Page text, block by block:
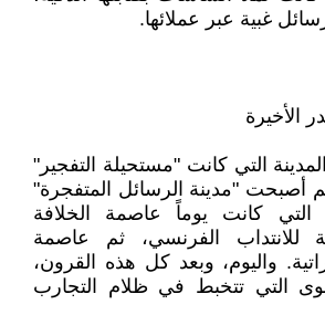
غبية عبر عملائها.
التي كانت "مستحيلة التفجير"
أصبحت "مدينة الرسائل المتفجرة"
دمشق التي كانت يوماً عاصمة الخلافة
للانتداب الفرنسي، ثم عاصمة
واليوم، وبعد كل هذه القرون،
التي تتخبط في ظلام التجارب